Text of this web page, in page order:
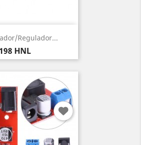
Regulador...
Precio
198 HNL
rápida